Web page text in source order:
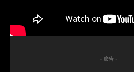
- 廣告 -